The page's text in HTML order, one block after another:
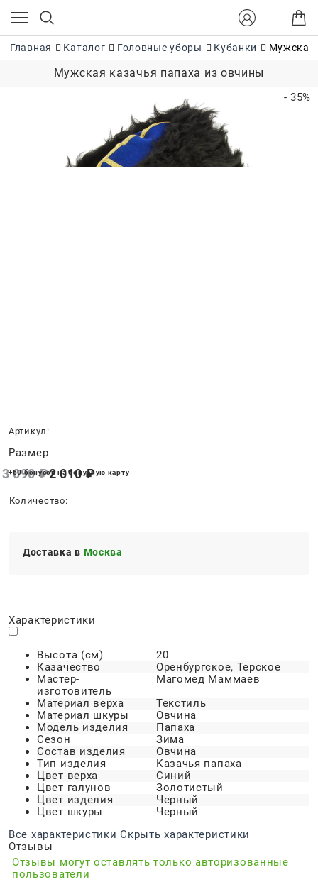
Главная Каталог Головные уборы Кубанки Мужская
Мужская казачья папаха из овчины
- 35%
Артикул:
Размер
3 090 ₽2 010 ₽
+60 бонусов на бонусную карту
Количество:
Доставка в Москва
Характеристики
Высота (см)
20
Казачество
Оренбургское, Терское
Мастер-
изготовитель
Магомед Маммаев
Материал верха
Текстиль
Материал шкуры
Овчина
Модель изделия
Папаха
Сезон
Зима
Состав изделия
Овчина
Тип изделия
Казачья папаха
Цвет верха
Синий
Цвет галунов
Золотистый
Цвет изделия
Черный
Цвет шкуры
Черный
Все характеристики Скрыть характеристики
Отзывы
Отзывы могут оставлять только авторизованные
пользователи